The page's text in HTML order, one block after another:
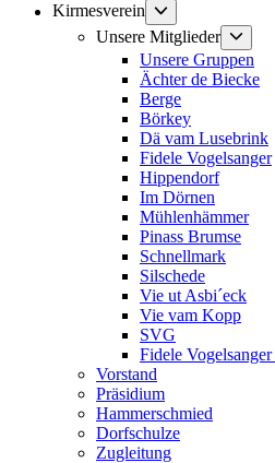
Kirmesverein
Untermenü
anzeigen
Unsere Mitglieder
Unsere Gruppen
Ächter de Biecke
Berge
Börkey
Dä vam Lusebrink
Fidele Vogelsanger
Hippendorf
Im Dörnen
Mühlenhämmer
Pinass Brumse
Schnellmark
Silschede
Vie ut Asbi´eck
Vie vam Kopp
SVG
Fidele
Vorstand
Präsidium
Hammerschmied
Dorfschulze
Zugleitung